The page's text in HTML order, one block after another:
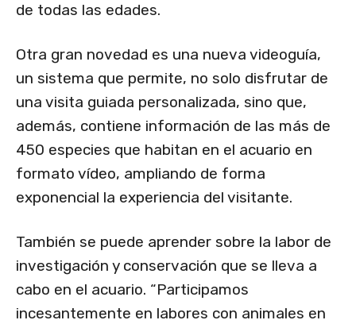
de todas las edades.
Otra gran novedad es una nueva videoguía,
un sistema que permite, no solo disfrutar de
una visita guiada personalizada, sino que,
además, contiene información de las más de
450 especies que habitan en el acuario en
formato vídeo, ampliando de forma
exponencial la experiencia del visitante.
También se puede aprender sobre la labor de
investigación y conservación que se lleva a
cabo en el acuario. “Participamos
incesantemente en labores con animales en